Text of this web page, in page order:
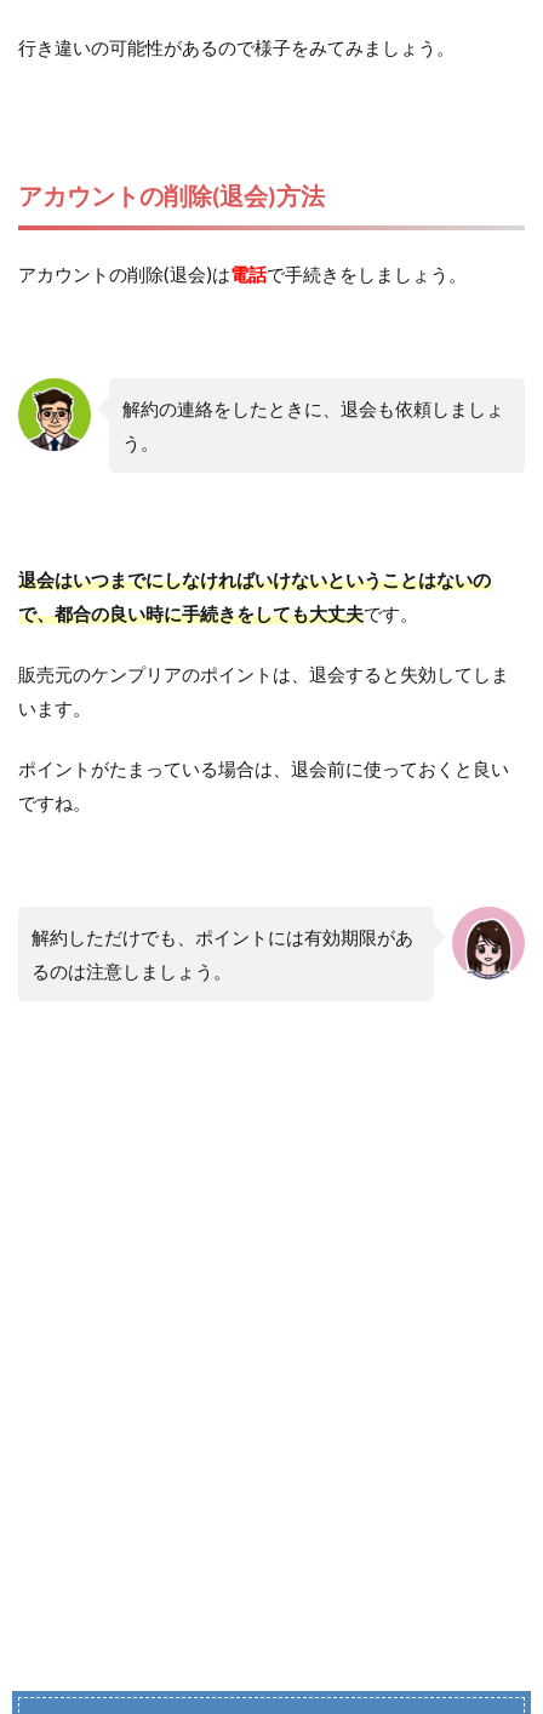
行き違いの可能性があるので様子をみてみましょう。
アカウントの削除(退会)方法
アカウントの削除(退会)は電話で手続きをしましょう。
解約の連絡をしたときに、退会も依頼しましょ
う。
退会はいつまでにしなければいけないということはないの
で、都合の良い時に手続きをしても大丈夫です。
販売元のケンプリアのポイントは、退会すると失効してしま
います。
ポイントがたまっている場合は、退会前に使っておくと良い
ですね。
解約しただけでも、ポイントには有効期限があ
るのは注意しましょう。